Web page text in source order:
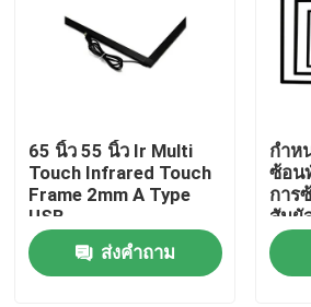
เกี่ยวกับเรา
ทัวร์โรงงาน
ควบคุมคุณภาพ
ติดต่อเรา
65 นิ้ว 55 นิ้ว Ir Multi
Touch Infrared Touch
Frame 2mm A Type
USB
ส่งคำถาม
กำห
ซ้อน
การ
สัมผั
โต้ตอ